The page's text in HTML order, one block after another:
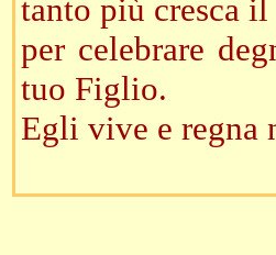
tanto più cresca
per celebrare
tuo Figlio.
Egli vive e regna